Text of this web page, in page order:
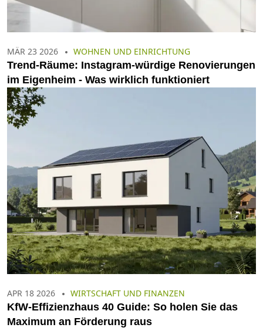
MÄR 23 2026 WOHNEN UND EINRICHTUNG
Trend-Räume: Instagram-würdige Renovierungen
im Eigenheim - Was wirklich funktioniert
APR 18 2026 WIRTSCHAFT UND FINANZEN
KfW-Effizienzhaus 40 Guide: So holen Sie das
Maximum an Förderung raus